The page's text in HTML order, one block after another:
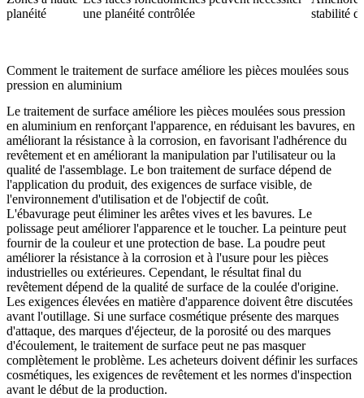
planéité
une planéité contrôlée
stabilité
Comment le traitement de surface améliore les pièces moulées sous
pression en aluminium
Le traitement de surface améliore les pièces moulées sous pression
en aluminium en renforçant l'apparence, en réduisant les bavures, en
améliorant la résistance à la corrosion, en favorisant l'adhérence du
revêtement et en améliorant la manipulation par l'utilisateur ou la
qualité de l'assemblage. Le bon traitement de surface dépend de
l'application du produit, des exigences de surface visible, de
l'environnement d'utilisation et de l'objectif de coût.
L'ébavurage peut éliminer les arêtes vives et les bavures. Le
polissage peut améliorer l'apparence et le toucher. La peinture peut
fournir de la couleur et une protection de base. La poudre peut
améliorer la résistance à la corrosion et à l'usure pour les pièces
industrielles ou extérieures. Cependant, le résultat final du
revêtement dépend de la qualité de surface de la coulée d'origine.
Les exigences élevées en matière d'apparence doivent être discutées
avant l'outillage. Si une surface cosmétique présente des marques
d'attaque, des marques d'éjecteur, de la porosité ou des marques
d'écoulement, le traitement de surface peut ne pas masquer
complètement le problème. Les acheteurs doivent définir les surfaces
cosmétiques, les exigences de revêtement et les normes d'inspection
avant le début de la production.